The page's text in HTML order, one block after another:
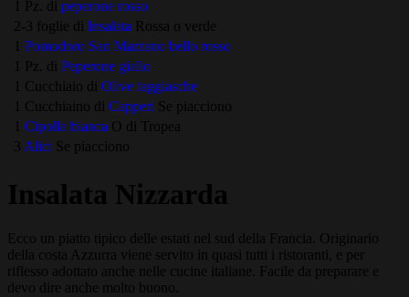
1 Pz. di
peperone rosso
2-3 foglie di
Insalata Rossa o verde
Pomodoro San Marzano bello rosso
1 Pz. di
Peperone giallo
1 Cucchiaio di
Olive taggiasche
1 Cucchiaino di
Capperi Se piacciono
Cipolla bianca O di Tropea
3 Alici Se piacciono
Insalata Nizzarda
Ecco un piatto tipico delle estati nel sud della Francia. Originario
della costa Azzurra viene servito in quasi tutti i ristoranti, e per
riflesso adottato anche nelle cucine italiane. Facile da preparare e
devo dire anche molto buono.